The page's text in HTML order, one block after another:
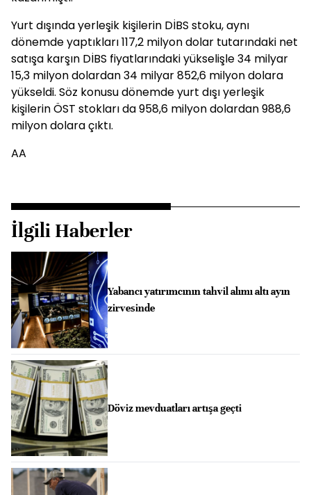
Yurt dışında yerleşik kişilerin DİBS stoku, aynı
dönemde yaptıkları 117,2 milyon dolar tutarındaki net
satışa karşın DİBS fiyatlarındaki yükselişle 34 milyar
15,3 milyon dolardan 34 milyar 852,6 milyon dolara
yükseldi. Söz konusu dönemde yurt dışı yerleşik
kişilerin ÖST stokları da 958,6 milyon dolardan 988,6
milyon dolara çıktı.
AA
İlgili Haberler
Yabancı yatırımcının tahvil alımı altı ayın
zirvesinde
Döviz mevduatları artışa geçti